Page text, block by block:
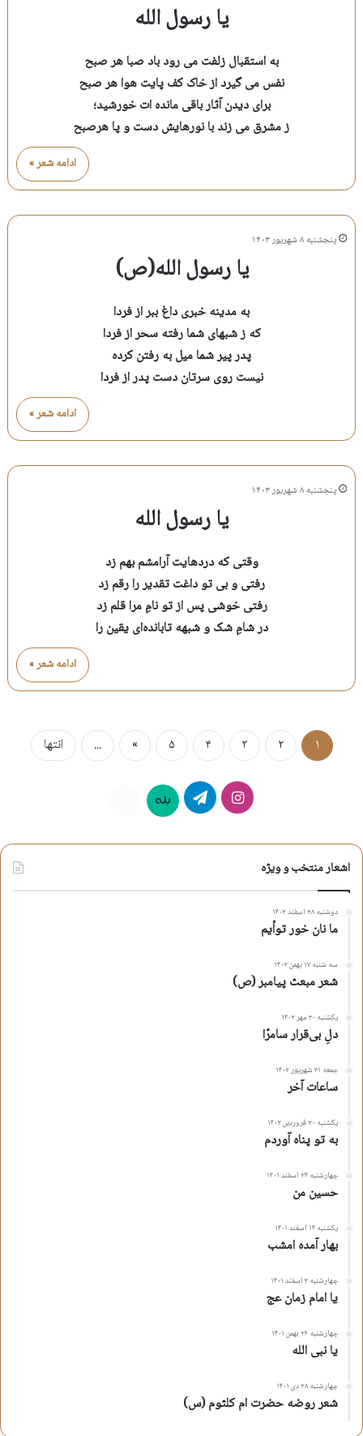
یا رسول الله
به استقبال زلفت می رود باد صبا هر صبح
نفس می گیرد از خاک کف پایت هوا هر صبح
برای دیدن آثار باقی مانده ات خورشید؛
ز مشرق می زند با نورهایش دست و پا هرصبح
ادامه شعر »
پنجشنبه ۸ شهریور ۱۴۰۳
یا رسول الله(ص)
به مدینه خبری داغ ببر از فردا
که ز شبهای شما رفته سحر از فردا
پدر پیر شما میل به رفتن کرده
نیست روی سرتان دست پدر از فردا
ادامه شعر »
پنجشنبه ۸ شهریور ۱۴۰۳
یا رسول الله
وقتی که دردهایت آرامشم بهم زد
رفتی و بی تو داغت تقدیر را رقم زد
رفتی خوشی پس از تو نامِ مرا قلم زد
در شامِ شک و شبهه تابانده‌ای یقین را
ادامه شعر »
۱ ۲ ۳ ۴ ۵ »
... انتها
اینستاگرامتلگرام بله
اشعار منتخب و ویژه
دوشنبه ۲۸ اسفند ۱۴۰۲
ما نان خور توأیم
سه شنبه ۱۷ بهمن ۱۴۰۲
شعر مبعث پیامبر (ص)
یکشنبه ۳۰ مهر ۱۴۰۲
دلِ بی‌قرار سامرّا
جمعه ۳۱ شهریور ۱۴۰۲
ساعات آخر
یکشنبه ۲۰ فروردین ۱۴۰۲
به تو پناه آوردم
چهارشنبه ۲۴ اسفند ۱۴۰۱
حسین من
یکشنبه ۱۴ اسفند ۱۴۰۱
بهار آمده امشب
چهارشنبه ۳ اسفند ۱۴۰۱
یا امام زمان عج
چهارشنبه ۲۶ بهمن ۱۴۰۱
یا نبی الله
چهارشنبه ۲۸ دی ۱۴۰۱
شعر روضه حضرت ام کلثوم (س)